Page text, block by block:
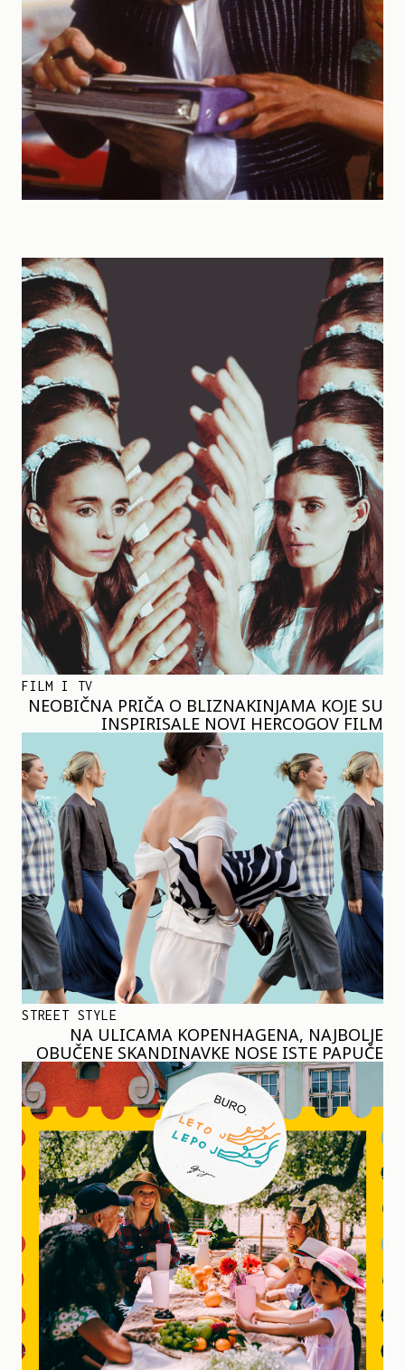
FILM I TV
NEOBIČNA PRIČA O BLIZNAKINJAMA KOJE SU
INSPIRISALE NOVI HERCOGOV FILM
STREET STYLE
NA ULICAMA KOPENHAGENA, NAJBOLJE
OBUČENE SKANDINAVKE NOSE ISTE PAPUČE